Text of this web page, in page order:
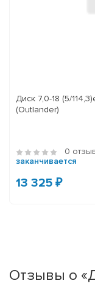
Диск 7,0-18 (5/
(Outlander)
0
заканчивается
13 325 ₽
Отзывы о